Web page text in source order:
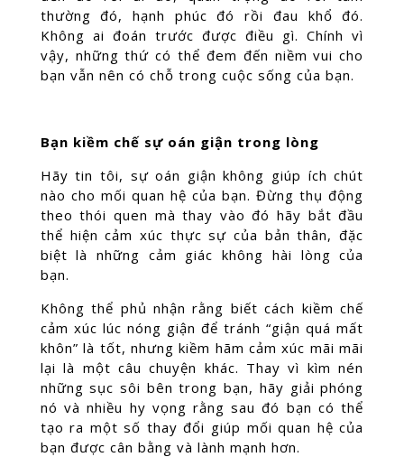
thường đó, hạnh phúc đó rồi đau khổ đó.
Không ai đoán trước được điều gì. Chính vì
vậy, những thứ có thể đem đến niềm vui cho
bạn vẫn nên có chỗ trong cuộc sống của bạn.
Bạn kiềm chế sự oán giận trong lòng
Hãy tin tôi, sự oán giận không giúp ích chút
nào cho mối quan hệ của bạn. Đừng thụ động
theo thói quen mà thay vào đó hãy bắt đầu
thể hiện cảm xúc thực sự của bản thân, đặc
biệt là những cảm giác không hài lòng của
bạn.
Không thể phủ nhận rằng biết cách kiềm chế
cảm xúc lúc nóng giận để tránh “giận quá mất
khôn” là tốt, nhưng kiềm hãm cảm xúc mãi mãi
lại là một câu chuyện khác. Thay vì kìm nén
những sục sôi bên trong bạn, hãy giải phóng
nó và nhiều hy vọng rằng sau đó bạn có thể
tạo ra một số thay đổi giúp mối quan hệ của
bạn được cân bằng và lành mạnh hơn.